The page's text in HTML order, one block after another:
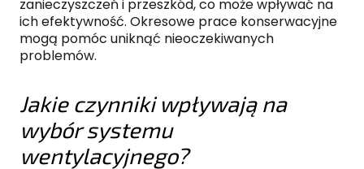
zanieczyszczeń i przeszkód, co może wpływać na
ich efektywność. Okresowe prace konserwacyjne
mogą pomóc uniknąć nieoczekiwanych
problemów.
Jakie czynniki wpływają na
wybór systemu
wentylacyjnego?